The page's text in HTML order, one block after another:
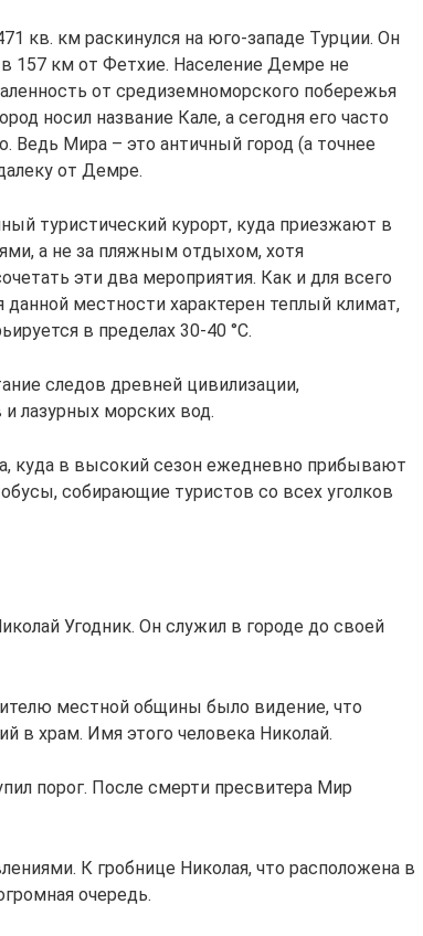
кв. км раскинулся на юго-западе Турции. Он
157 км от Фетхие. Население Демре не
от средиземноморского побережья
носил название Кале, а сегодня его часто
Мира – это античный город (а точнее
от Демре.
туристический курорт, куда приезжают в
а не за пляжным отдыхом, хотя
эти два мероприятия. Как и для всего
местности характерен теплый климат,
в пределах 30-40 °C.
следов древней цивилизации,
лазурных морских вод.
куда в высокий сезон ежедневно прибывают
собирающие туристов со всех уголков
Угодник. Он служил в городе до своей
местной общины было видение, что
в храм. Имя этого человека Николай.
порог. После смерти пресвитера Мир
К гробнице Николая, что расположена в
очередь.